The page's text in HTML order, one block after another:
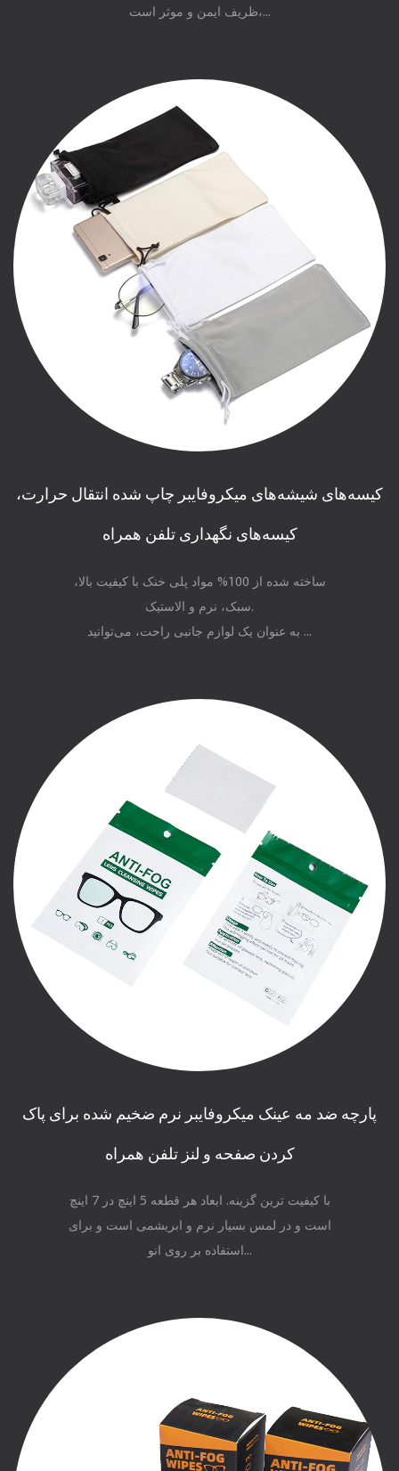
ظریف ایمن و موثر است،...
کیسه‌های شیشه‌های میکروفایبر چاپ شده انتقال حرارت،
کیسه‌های نگهداری تلفن همراه
ساخته شده از 100% مواد پلی خنک با کیفیت بالا،
سبک، نرم و الاستیک.
به عنوان یک لوازم جانبی راحت، می‌توانید ...
پارچه ضد مه عینک میکروفایبر نرم ضخیم شده برای پاک
کردن صفحه و لنز تلفن همراه
با کیفیت ترین گزینه. ابعاد هر قطعه 5 اینچ در 7 اینچ
است و در لمس بسیار نرم و ابریشمی است و برای
استفاده بر روی انو...